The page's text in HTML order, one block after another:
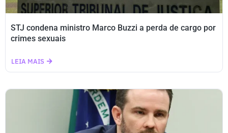
STJ condena ministro Marco Buzzi a perda de cargo por
crimes sexuais
LEIA MAIS